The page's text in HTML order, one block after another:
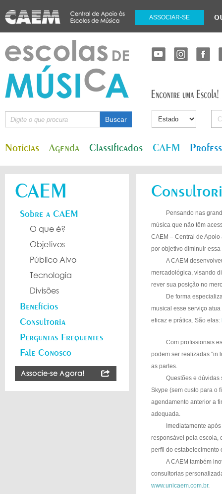
ASSOCIAR-SE
Notícias Agenda Classificados CAEM
CAEM
Sobre a CAEM
O que é?
Objetivos
Público Alvo
Tecnologia
Divisões
Benefícios
Consultoria
Perguntas Frequentes
Fale Conosco
Pensando nas
música que não têm
CAEM – Central de
por objetivo diminuir
A CAEM
mercadológica, visando
rever sua posição no
De forma
musical esse serviço
eficaz e prática. São elas:
Com profissionais
podem ser realizadas “in
as partes.
Questões e dúvidas
Skype (sem custo para o
agendamento anterior a
adequada.
Imediatamente
responsável pela escola,
perfil do estabelecimento
A CAEM também
consultorias
www.unicaem.com.br.